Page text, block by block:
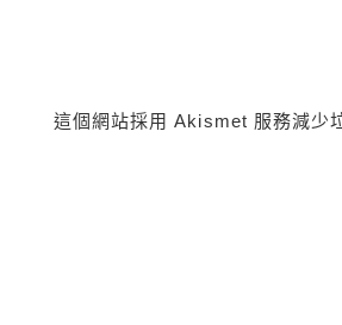
這個網站採用 Akismet 服務減少